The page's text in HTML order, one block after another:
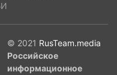
© 2021 RusTeam.media
Российское
информационное